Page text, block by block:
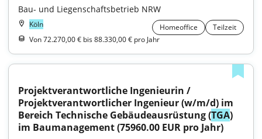
Bau- und Liegenschaftsbetrieb NRW
Köln Homeoffice
Teilzeit
Von 72.270,00 € bis 88.330,00 € pro Jahr
Projektverantwortliche Ingenieurin /
Projektverantwortlicher Ingenieur (w/m/d) im
Bereich Technische Gebäudeausrüstung (TGA)
im Baumanagement (75960.00 EUR pro Jahr)